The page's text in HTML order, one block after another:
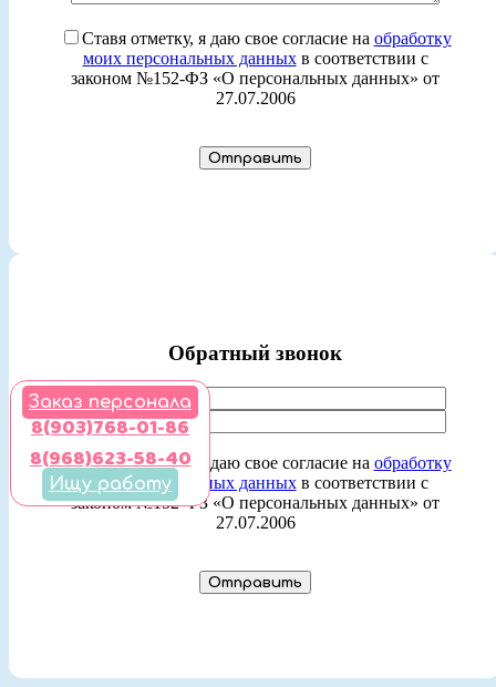
Ставя отметку, я даю свое согласие на обработку
моих персональных данныхв соответствии с
законом №152-ФЗ «О персональных данных» от
27.07.2006
Обратный звонок
Ставя отметку, я даю свое согласие на обработку
моих персональных данныхв соответствии с
законом №152-ФЗ «О персональных данных» от
27.07.2006
Заказ персонала
8(903)768-01-86
8(968)623-58-40
Ищу работу